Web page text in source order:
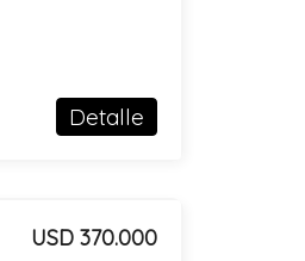
Detalle
USD 370.000